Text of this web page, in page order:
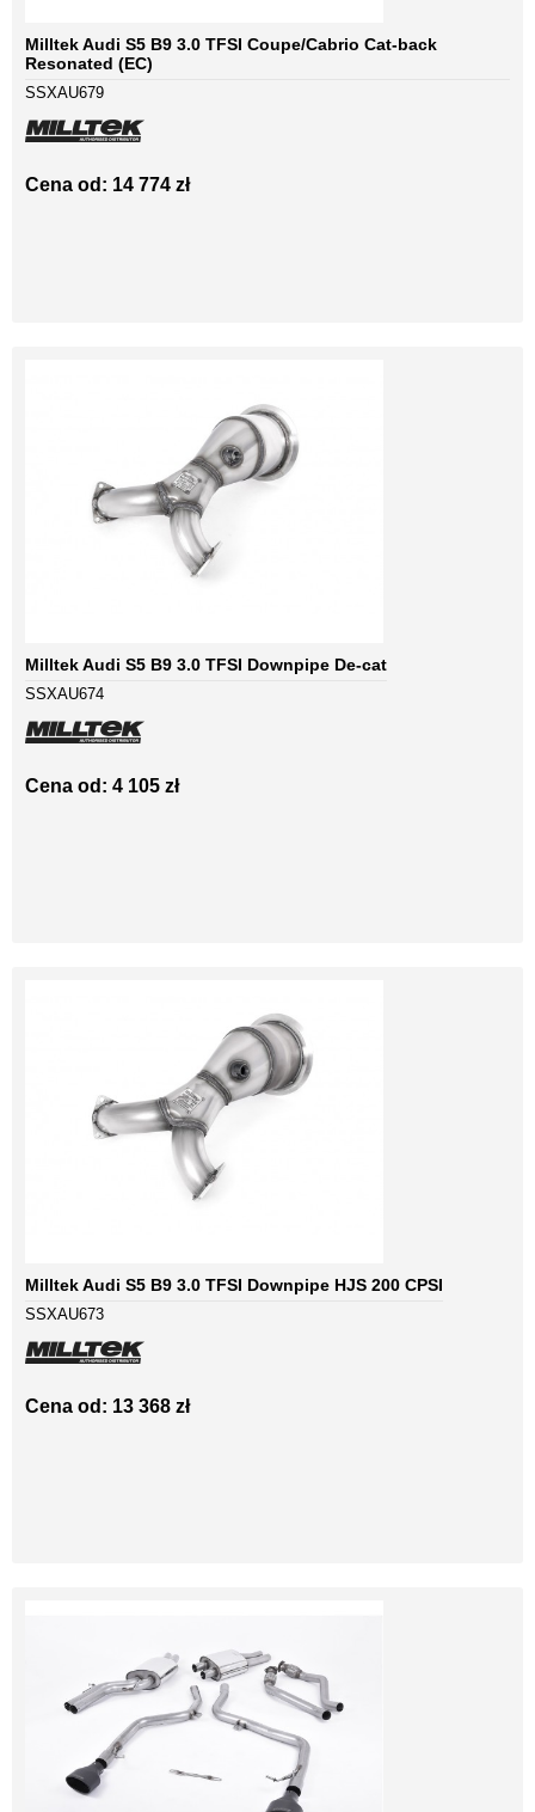
Milltek Audi S5 B9 3.0 TFSI Coupe/Cabrio Cat-back
Resonated (EC)
SSXAU679
Cena od: 14 774 zł
Milltek Audi S5 B9 3.0 TFSI Downpipe De-cat
SSXAU674
Cena od: 4 105 zł
Milltek Audi S5 B9 3.0 TFSI Downpipe HJS 200 CPSI
SSXAU673
Cena od: 13 368 zł